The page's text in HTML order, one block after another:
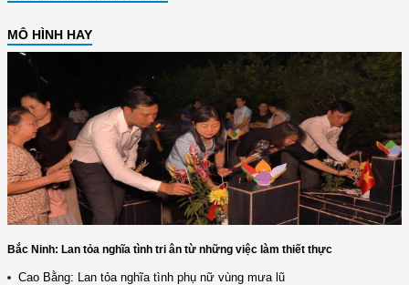
MÔ HÌNH HAY
Bắc Ninh: Lan tỏa nghĩa tình tri ân từ những việc làm thiết thực
Cao Bằng: Lan tỏa nghĩa tình phụ nữ vùng mưa lũ